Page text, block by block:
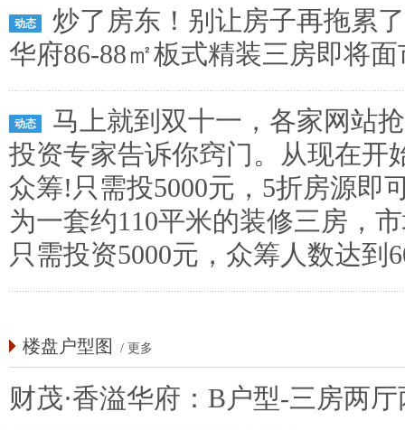
动态
炒了房东！别让房子再拖累
华府86-88㎡板式精装三房即将面
动态
马上就到双十一，各家网站
投资专家告诉你窍门。从现在
众筹!只需投5000元，5折房源即
为一套约110平米的装修三房，
只需投资5000元，众筹人数达到
楼盘户型图 / 更多
财茂·香溢华府：B户型-三房两厅